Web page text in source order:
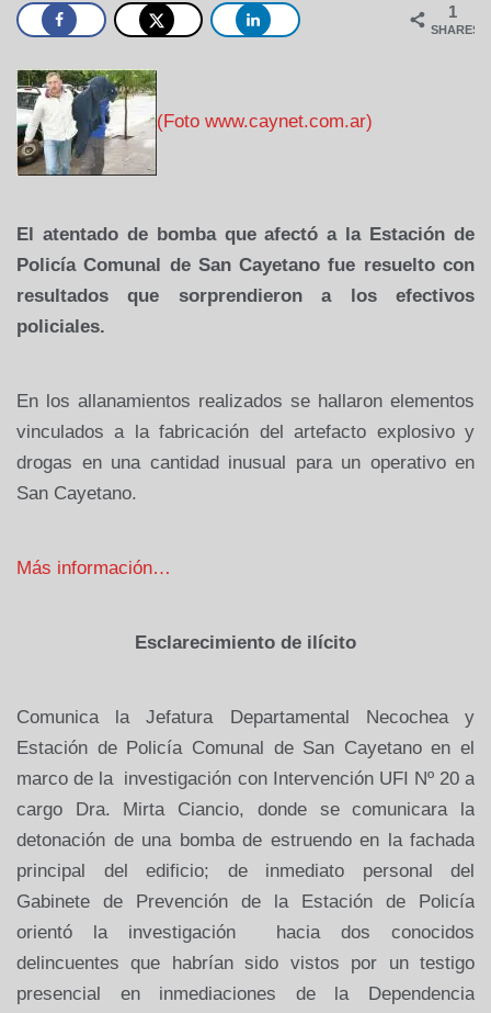
1
SHARES
(Foto www.caynet.com.ar)
El atentado de bomba que afectó a la Estación de
Policía Comunal de San Cayetano fue resuelto con
resultados que sorprendieron a los efectivos
policiales.
En los allanamientos realizados se hallaron elementos
vinculados a la fabricación del artefacto explosivo y
drogas en una cantidad inusual para un operativo en
San Cayetano.
Más información…
Esclarecimiento de ilícito
Comunica la Jefatura Departamental Necochea y
Estación de Policía Comunal de San Cayetano en el
marco de la investigación con Intervención UFI Nº 20 a
cargo Dra. Mirta Ciancio, donde se comunicara la
detonación de una bomba de estruendo en la fachada
principal del edificio; de inmediato personal del
Gabinete de Prevención de la Estación de Policía
orientó la investigación
hacia dos conocidos
delincuentes que habrían sido vistos por un testigo
presencial en inmediaciones de la Dependencia